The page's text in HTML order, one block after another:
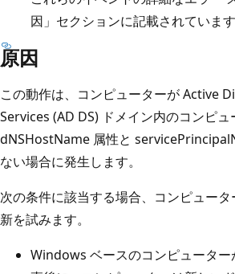
因」セクションに記載されています
原因
この動作は、コンピューターが Active
Services (AD DS) ドメイン内のコンピ
dNSHostName 属性と
ない場合に発生します。
次の条件に該当する場合、コンピュー
新を試みます。
Windows ベースのコンピューター